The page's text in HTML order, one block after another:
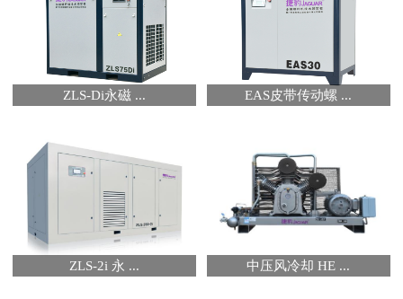
ZLS-Di永磁 ... EAS皮带传动螺 ...
ZLS-2i 永 ... 中压风冷却 HE ...